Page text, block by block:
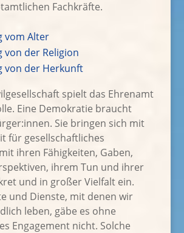
Fachkräfte.
vom Alter
von der Religion
von der Herkunft
spielt das Ehrenamt
Eine Demokratie braucht
Sie bringen sich mit
für gesellschaftliches
ihren Fähigkeiten, Gaben,
ihrem Tun und ihrer
und in großer Vielfalt ein.
und Dienste, mit denen wir
leben, gäbe es ohne
Engagement nicht. Solche